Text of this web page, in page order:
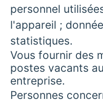
personnel
l'appareil ;
statistiques.
Vous fournir des
postes vacants
entreprise.
Personnes